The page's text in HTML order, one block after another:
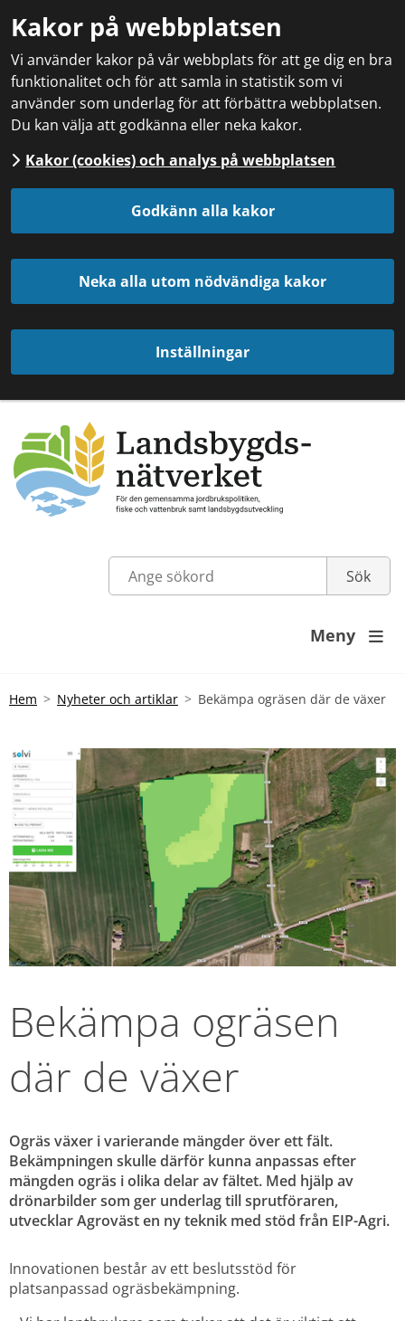
Kakor på webbplatsen
Vi använder kakor på vår webbplats för att ge dig en bra
funktionalitet och för att samla in statistik som vi
använder som underlag för att förbättra webbplatsen.
Du kan välja att godkänna eller neka kakor.
Kakor (cookies) och analys på webbplatsen
Godkänn alla kakor
Neka alla utom nödvändiga kakor
Inställningar
Meny 
Hem Nyheter och artiklar Bekämpa ogräsen där de växer
Bekämpa ogräsen
där de växer
Ogräs växer i varierande mängder över ett fält.
Bekämpningen skulle därför kunna anpassas efter
mängden ogräs i olika delar av fältet. Med hjälp av
drönarbilder som ger underlag till sprutföraren,
utvecklar Agroväst en ny teknik med stöd från EIP-Agri.
Innovationen består av ett beslutsstöd för
platsanpassad ogräsbekämpning.